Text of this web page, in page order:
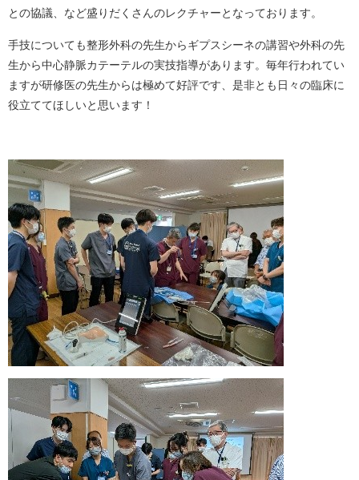
との協議、など盛りだくさんのレクチャーとなっております。
手技についても整形外科の先生からギプスシーネの講習や外科の先
生から中心静脈カテーテルの実技指導があります。毎年行われてい
ますが研修医の先生からは極めて好評です、是非とも日々の臨床に
役立ててほしいと思います！